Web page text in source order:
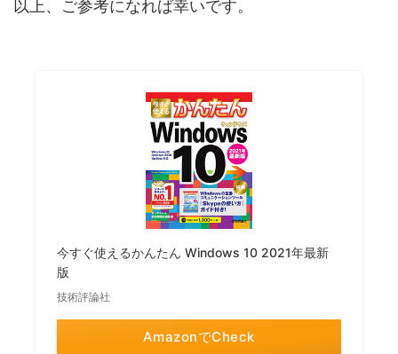
以上、ご参考になれば幸いです。
今すぐ使えるかんたん Windows 10 2021年最新
版
技術評論社
AmazonでCheck